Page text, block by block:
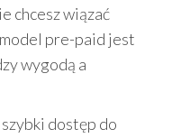
chcesz wiązać
pre-paid jest
wygodą a
dostęp do